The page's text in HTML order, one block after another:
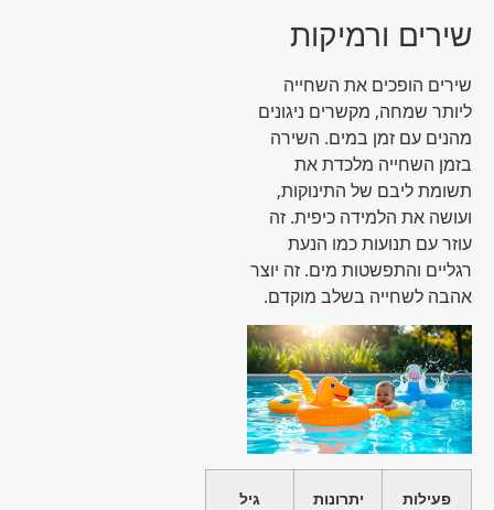
שירים ורמיקות
שירים הופכים את השחייה
ליותר שמחה, מקשרים ניגונים
מהנים עם זמן במים. השירה
בזמן השחייה מלכדת את
תשומת ליבם של התינוקות,
ועושה את הלמידה כיפית. זה
עוזר עם תנועות כמו הנעת
רגליים והתפשטות מים. זה יוצר
אהבה לשחייה בשלב מוקדם.
פעילות יתרונות גיל